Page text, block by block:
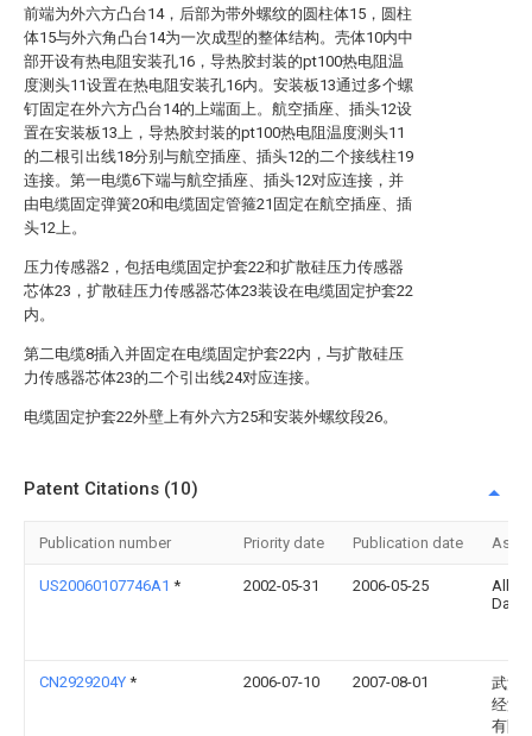
前端为外六方凸台14，后部为带外螺纹的圆柱体15，圆柱
体15与外六角凸台14为一次成型的整体结构。壳体10内中
部开设有热电阻安装孔16，导热胶封装的pt100热电阻温
度测头11设置在热电阻安装孔16内。安装板13通过多个螺
钉固定在外六方凸台14的上端面上。航空插座、插头12设
置在安装板13上，导热胶封装的pt100热电阻温度测头11
的二根引出线18分别与航空插座、插头12的二个接线柱19
连接。第一电缆6下端与航空插座、插头12对应连接，并
由电缆固定弹簧20和电缆固定管箍21固定在航空插座、插
头12上。
压力传感器2，包括电缆固定护套22和扩散硅压力传感器
芯体23，扩散硅压力传感器芯体23装设在电缆固定护套22
内。
第二电缆8插入并固定在电缆固定护套22内，与扩散硅压
力传感器芯体23的二个引出线24对应连接。
电缆固定护套22外壁上有外六方25和安装外螺纹段26。
Patent Citations (10)
Publication number Priority date Publication date
US20060107746A1 * 2002-05-31 2006-05-25
Albert
CN2929204Y * 2006-07-10 2007-08-01
武汉
经济
有限